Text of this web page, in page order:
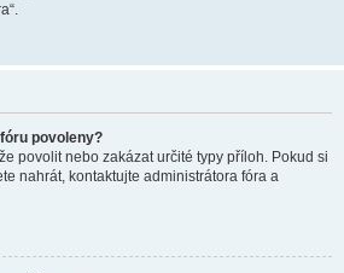
povoleny?
povolit nebo zakázat určité typy příloh. Pokud si
nahrát, kontaktujte administrátora fóra a